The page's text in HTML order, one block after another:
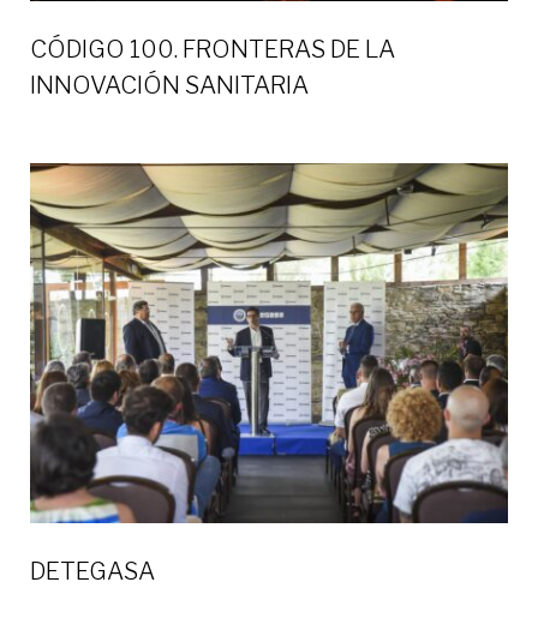
CÓDIGO 100. FRONTERAS DE LA
INNOVACIÓN SANITARIA
DETEGASA